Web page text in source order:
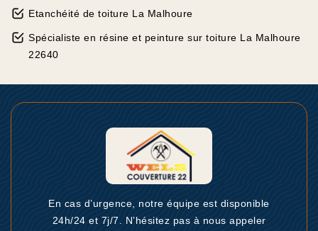
Etanchéité de toiture La Malhoure
Spécialiste en résine et peinture sur toiture La Malhoure
22640
En cas d’urgence, notre équipe est disponible
24h/24 et 7j/7. N’hésitez pas à nous appeler